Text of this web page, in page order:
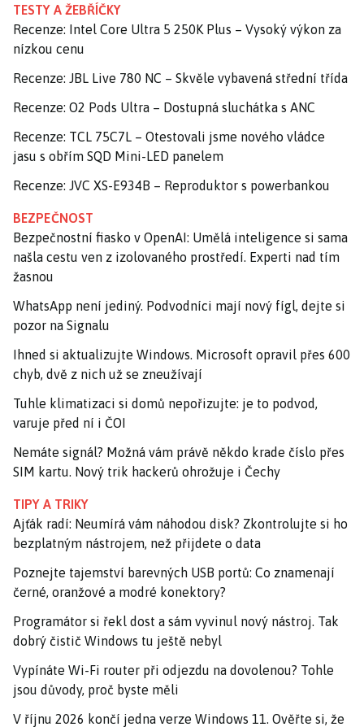
TESTY A ŽEBŘÍČKY
Recenze: Intel Core Ultra 5 250K Plus – Vysoký výkon za
nízkou cenu
Recenze: JBL Live 780 NC – Skvěle vybavená střední třída
Recenze: O2 Pods Ultra – Dostupná sluchátka s ANC
Recenze: TCL 75C7L – Otestovali jsme nového vládce
jasu s obřím SQD Mini-LED panelem
Recenze: JVC XS-E934B – Reproduktor s powerbankou
BEZPEČNOST
Bezpečnostní fiasko v OpenAI: Umělá inteligence si sama
našla cestu ven z izolovaného prostředí. Experti nad tím
žasnou
WhatsApp není jediný. Podvodníci mají nový fígl, dejte si
pozor na Signalu
Ihned si aktualizujte Windows. Microsoft opravil přes 600
chyb, dvě z nich už se zneužívají
Tuhle klimatizaci si domů nepořizujte: je to podvod,
varuje před ní i ČOI
Nemáte signál? Možná vám právě někdo krade číslo přes
SIM kartu. Nový trik hackerů ohrožuje i Čechy
TIPY A TRIKY
Ajťák radí: Neumírá vám náhodou disk? Zkontrolujte si ho
bezplatným nástrojem, než přijdete o data
Poznejte tajemství barevných USB portů: Co znamenají
černé, oranžové a modré konektory?
Programátor si řekl dost a sám vyvinul nový nástroj. Tak
dobrý čistič Windows tu ještě nebyl
Vypínáte Wi-Fi router při odjezdu na dovolenou? Tohle
jsou důvody, proč byste měli
V říjnu 2026 končí jedna verze Windows 11. Ověřte si, že